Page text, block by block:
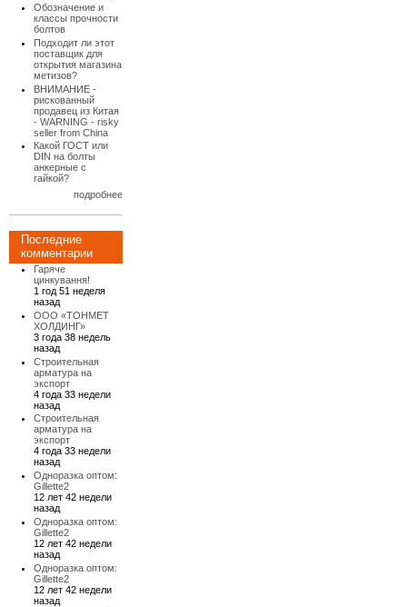
Обозначение и
классы прочности
болтов
Подходит ли этот
поставщик для
открытия магазина
метизов?
ВНИМАНИЕ -
рискованный
продавец из Китая
- WARNING - risky
seller from China
Какой ГОСТ или
DIN на болты
анкерные с
гайкой?
подробнее
Последние
комментарии
Гаряче
цинкування!
1 год 51 неделя
назад
ООО «ТОНМЕТ
ХОЛДИНГ»
3 года 38 недель
назад
Строительная
арматура на
экспорт
4 года 33 недели
назад
Строительная
арматура на
экспорт
4 года 33 недели
назад
Одноразка оптом:
Gillette2
12 лет 42 недели
назад
Одноразка оптом:
Gillette2
12 лет 42 недели
назад
Одноразка оптом:
Gillette2
12 лет 42 недели
назад